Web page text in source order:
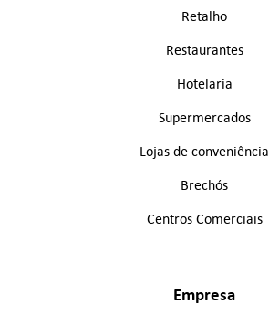
Retalho
Restaurantes
Hotelaria
Supermercados
Lojas de conveniência
Brechós
Centros Comerciais
Empresa